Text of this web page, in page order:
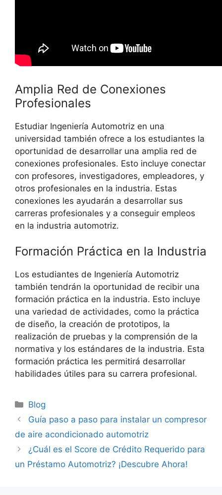
Amplia Red de Conexiones
Profesionales
Estudiar Ingeniería Automotriz en una
universidad también ofrece a los estudiantes la
oportunidad de desarrollar una amplia red de
conexiones profesionales. Esto incluye conectar
con profesores, investigadores, empleadores, y
otros profesionales en la industria. Estas
conexiones les ayudarán a desarrollar sus
carreras profesionales y a conseguir empleos
en la industria automotriz.
Formación Práctica en la Industria
Los estudiantes de Ingeniería Automotriz
también tendrán la oportunidad de recibir una
formación práctica en la industria. Esto incluye
una variedad de actividades, como la práctica
de diseño, la creación de prototipos, la
realización de pruebas y la comprensión de la
normativa y los estándares de la industria. Esta
formación práctica les permitirá desarrollar
habilidades útiles para su carrera profesional.
Categorías
Blog
Guía paso a paso para instalar un compresor
de aire acondicionado automotriz
¿Cuál es el Score de Crédito Requerido para
un Préstamo Automotriz? ¡Descubre Ahora!